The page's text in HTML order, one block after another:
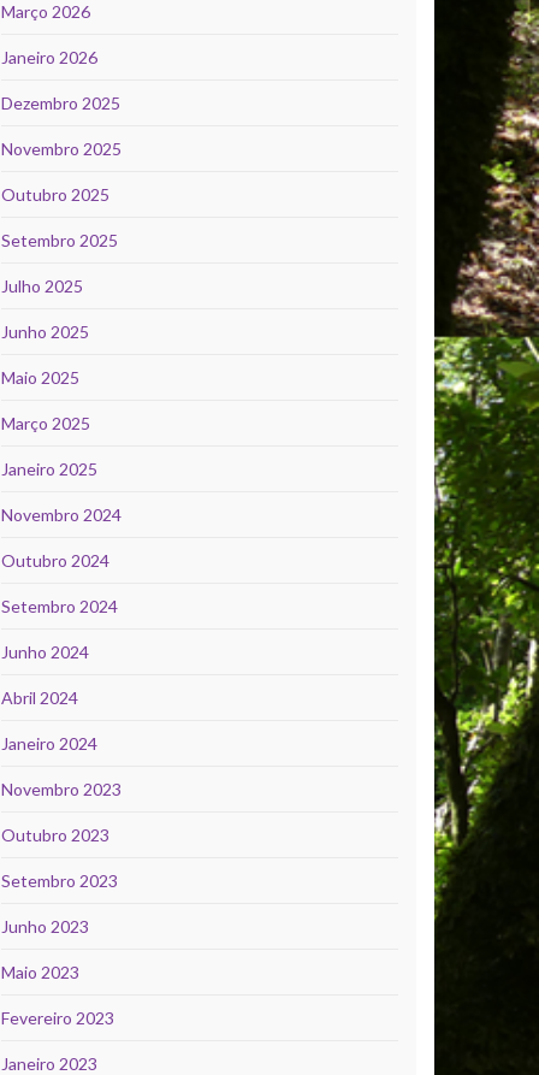
Março 2026
Janeiro 2026
Dezembro 2025
Novembro 2025
Outubro 2025
Setembro 2025
Julho 2025
Junho 2025
Maio 2025
Março 2025
Janeiro 2025
Novembro 2024
Outubro 2024
Setembro 2024
Junho 2024
Abril 2024
Janeiro 2024
Novembro 2023
Outubro 2023
Setembro 2023
Junho 2023
Maio 2023
Fevereiro 2023
Janeiro 2023